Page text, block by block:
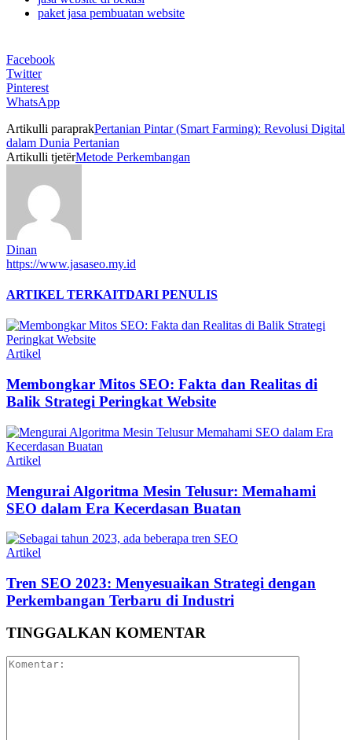
paket jasa pembuatan website
Facebook
Twitter
Pinterest
WhatsApp
Artikulli paraprakPertanian Pintar (Smart Farming): Revolusi Digital
dalam Dunia Pertanian
Artikulli tjetërMetode Perkembangan
Dinan
https://www.jasaseo.my.id
ARTIKEL TERKAITDARI PENULIS
Artikel
Membongkar Mitos SEO: Fakta dan Realitas di
Balik Strategi Peringkat Website
Artikel
Mengurai Algoritma Mesin Telusur: Memahami
SEO dalam Era Kecerdasan Buatan
Artikel
Tren SEO 2023: Menyesuaikan Strategi dengan
Perkembangan Terbaru di Industri
TINGGALKAN KOMENTAR